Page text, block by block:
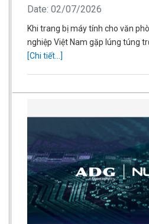
Date: 02/07/2026
Khi trang bị máy tính cho văn
nghiệp Việt Nam gặp lúng túng
[Chi tiết...]